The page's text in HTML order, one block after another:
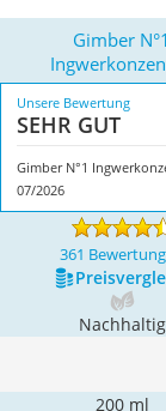
Gimber N°1
Unsere Bewertung
SEHR GUT
Gimber N°1
07/2026
361
Nachhaltig
200 ml